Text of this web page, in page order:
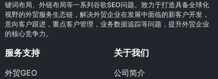
键词布局、外链布局等一系列谷歌SEO问题。致力于打造具备全球化
视野的外贸服务生态链，解决外贸企业在发展中面临的新客户开发，
意向客户跟进，重点客户管理，业务数据追踪等问题，提升外贸企业
的核心竞争力。
服务支持
外贸GEO
关于我们
公司简介